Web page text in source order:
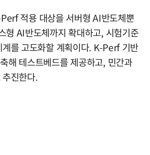
적용 대상을 서버형 AI반도체뿐
형 AI반도체까지 확대하고, 시험기준
를 고도화할 계획이다. K-Perf 기반
해 테스트베드를 제공하고, 민간과
진한다.